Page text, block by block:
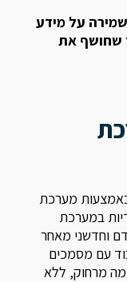
על מידע
שחושף את
מערכת
במערכת
וחדשני מאחר
עם מסמכים
מרחוק, ללא